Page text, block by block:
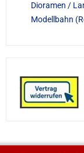
Dioramen /
Modellbahn